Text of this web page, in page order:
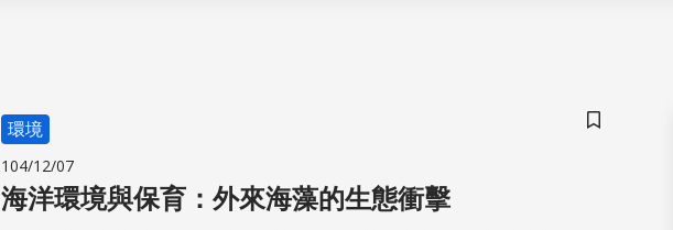
儲存書籤
環境
104/12/07
海洋環境與保育：外來海藻的生態衝擊